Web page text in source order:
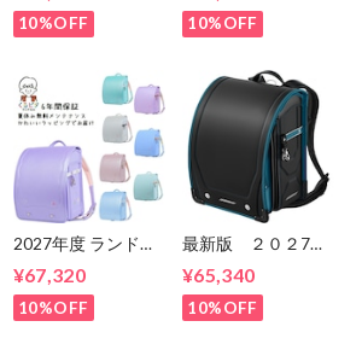
ボースパーク 1KR
6620C 男の子 マ
ル 送料無料 ６
年間保証
10%OFF
ンマジック
1KK6654K 女の
ドセル ６年間保
証 送料無料
10%OFF
2027年度 ランドセ
ィスイーツ 2027 く
るピタランドセル
くるぴた
¥67,320
10%OFF
最新版 ２０２7
ター SGT25B 男
の子 セイバンのラ
ンドセル ６年間保
¥65,340
10%OFF